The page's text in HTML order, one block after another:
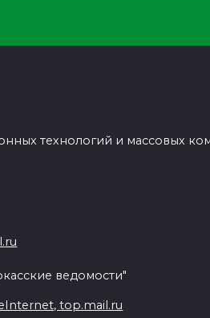
технологий и массовых
ведомости"
top.mail.ru